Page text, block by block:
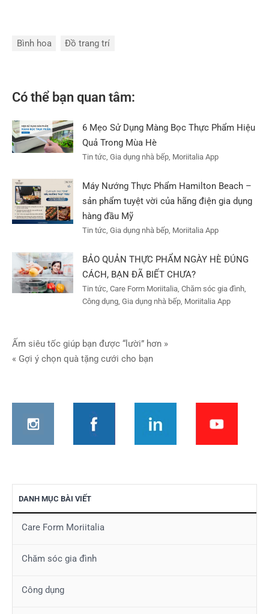
Bình hoa Đồ trang trí
Có thể bạn quan tâm:
6 Mẹo Sử Dụng Màng Bọc Thực Phẩm Hiệu
Quả Trong Mùa Hè
Tin tức, Gia dụng nhà bếp, Moriitalia App
Máy Nướng Thực Phẩm Hamilton Beach –
sản phẩm tuyệt vời của hãng điện gia dụng
hàng đầu Mỹ
Tin tức, Gia dụng nhà bếp, Moriitalia App
BẢO QUẢN THỰC PHẨM NGÀY HÈ ĐÚNG
CÁCH, BẠN ĐÃ BIẾT CHƯA?
Tin tức, Care Form Moriitalia, Chăm sóc gia đình,
Công dụng, Gia dụng nhà bếp, Moriitalia App
Điều
hướng
viết
Ấm siêu tốc giúp bạn được “lười” hơn »
« Gợi ý chọn quà tặng cưới cho bạn
DANH MỤC BÀI VIẾT
Care Form Moriitalia
Chăm sóc gia đình
Công dụng